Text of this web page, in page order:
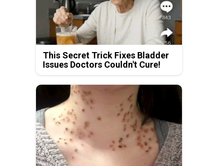
This Secret Trick Fixes Bladder
Issues Doctors Couldn't Cure!